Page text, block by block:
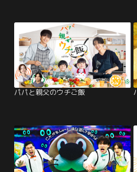
パパと親父のウチご飯